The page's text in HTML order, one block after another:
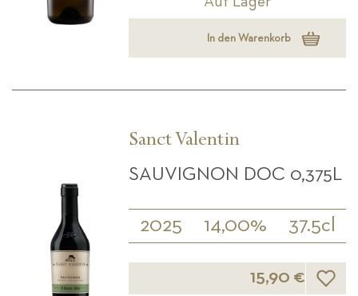
In den Warenkorb
Sanct Valentin
SAUVIGNON DOC 0,375L
2025 14,00% 37.5cl
15,90 €